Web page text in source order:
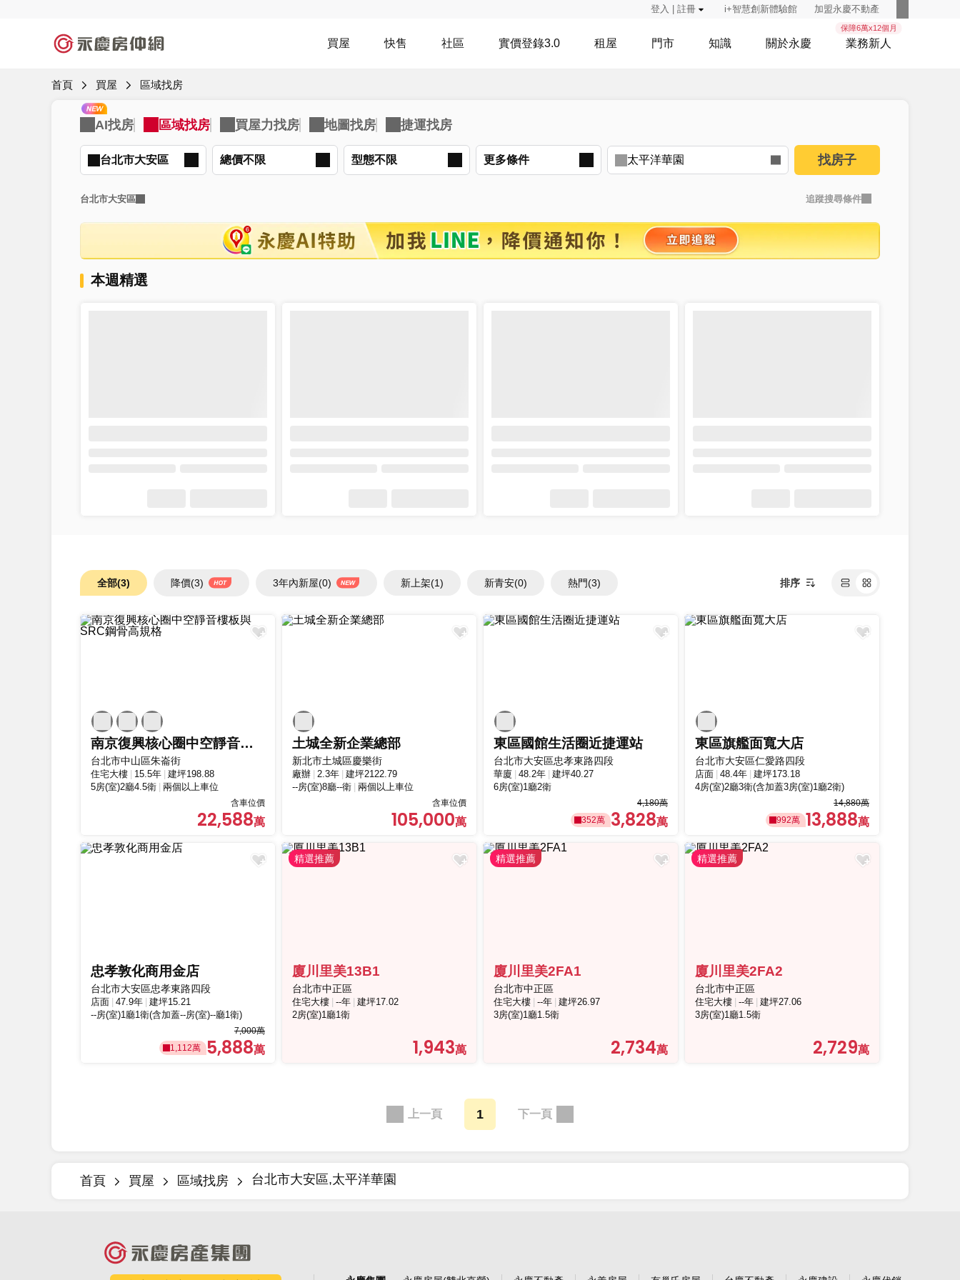
登入 | 註冊 i+智慧創新體驗館 加盟永慶不動產
買屋 快售 社區 實價登錄3.0 租屋 門市 知識 關於永慶
保障6萬x12個月
業務新人
首頁 買屋 區域找房
台北市大安區 總價不限 型態不限 更多條件 找房子
台北市大安區 追蹤搜尋條件
本週精選
全部(3) 降價(3) 3年內新屋(0) 新上架(1) 新青安(0) 熱門(3)
南京復興核心圈中空靜音樓板與SRC鋼骨高規格
台北市中山區朱崙街
住宅大樓 15.5年 建坪198.88
5房(室)2廳4.5衛 兩個以上車位
含車位價
22,588
土城全新企業總部
新北市土城區慶樂街
廠辦 2.3年 建坪2122.79
--房(室)8廳--衛 兩個以上車位
含車位價
105,000
東區國館生活圈近捷運站
台北市大安區忠孝東路四段
華廈 48.2年 建坪40.27
6房(室)1廳2衛
4,180萬
352萬
3,828
東區旗艦面寬大店
台北市大安區仁愛路四段
店面 48.4年 建坪173.18
4房(室)2廳3衛(含加蓋3房(室)1廳2衛)
14,880萬
992萬 13,888
忠孝敦化商用金店
台北市大安區忠孝東路四段
店面 47.9年 建坪15.21
--房(室)1廳1衛(含加蓋--房(室)--廳1衛)
7,000萬
1,112萬
5,888
廈川里美13B1
台北市中正區
住宅大樓 --年 建坪17.02
2房(室)1廳1衛
1,943
廈川里美2FA1
台北市中正區
住宅大樓 --年 建坪26.97
3房(室)1廳1.5衛
2,734
廈川里美2FA2
台北市中正區
住宅大樓 --年 建坪27.06
3房(室)1廳1.5衛
2,729
1
首頁 買屋 區域找房 台北市大安區,太平洋華園